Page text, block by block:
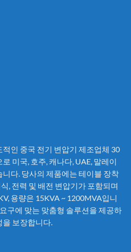
적인 중국 전기 변압기 제조업체 30
미국, 호주, 캐나다, UAE, 말레이
다. 당사의 제품에는 테이블 장착
, 전력 및 배전 변압기가 포함되며
용량은 15KVA ~ 1200MVA입니
구에 맞는 맞춤형 솔루션을 제공하
보장합니다.